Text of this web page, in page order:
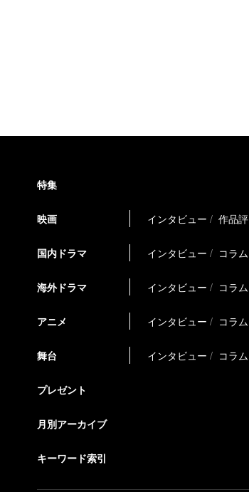
特集
映画 インタビュー 作品評
国内ドラマ インタビュー コラム
海外ドラマ インタビュー コラム
アニメ インタビュー コラム
舞台 インタビュー コラム
プレゼント
月別アーカイブ
キーワード索引